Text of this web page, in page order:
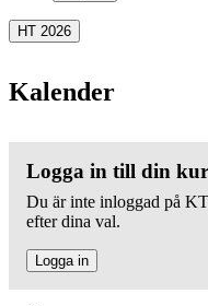
HT 2026
Kalender
Logga in till din
Du är inte inloggad på
efter dina val.
Logga in